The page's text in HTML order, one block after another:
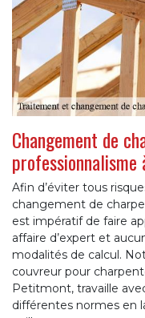
Changement de
Afin d’éviter tous
changement de
est impératif de faire
affaire d’expert et
modalités de calcul.
couvreur pour
Petitmont, travaille
différentes normes en